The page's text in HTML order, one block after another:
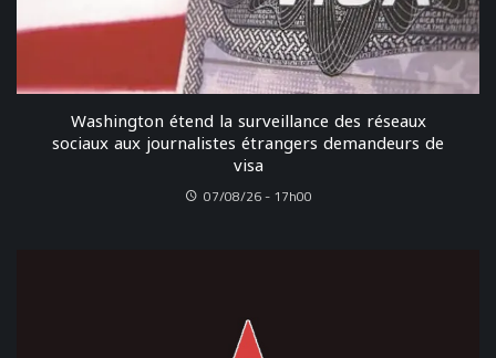
Washington étend la surveillance des réseaux
sociaux aux journalistes étrangers demandeurs de
visa
07/08/26 - 17h00